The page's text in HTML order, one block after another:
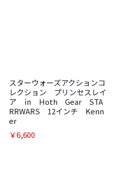
スターウォーズアクションコ
レクション プリンセスレイ
ア ㏌ Hoth Gear STA
RRWARS 12インチ Kenn
er
￥6,600